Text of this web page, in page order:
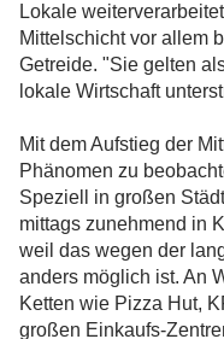
Lokale
Mittelschicht vor allem
Getreide. "Sie gelten
lokale Wirtschaft
Mit dem Aufstieg der
Phänomen zu
Speziell in großen
mittags zunehmend in
weil das wegen der
anders möglich ist. An
Ketten wie Pizza Hut,
großen Einkaufs-